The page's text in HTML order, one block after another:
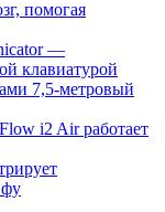
помогая
—
клавиатурой
7,5-метровый
i2 Air работает